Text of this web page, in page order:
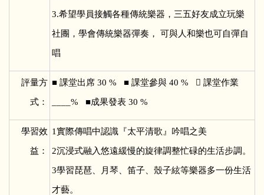
3.希望學員接觸各種傳統樂器，三五好友成立玩樂
社團，學會傳統樂器彈奏， 可與人和樂也可自彈自
唱
評量方
式：
■ 課堂出席 30 % ■ 課堂參與 40 %  課堂作業
____% ■成果發表 30 %
學習效
益：
1實際傳唱中認識『太平清歌』吟唱之美
2沉浸式融入悠遠緩慢的旋律調整忙碌的生活步調。
3學習琵琶、月琴、笛子、殼子絃等樂器多一份生活
才藝。